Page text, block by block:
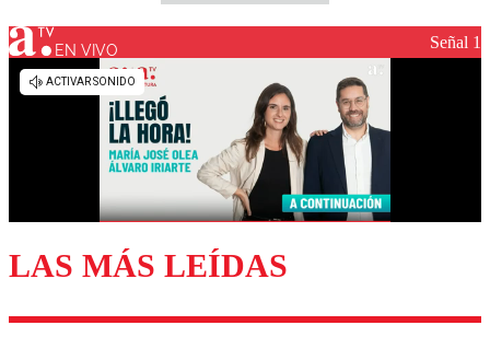
EN VIVO Señal 1
LAS MÁS LEÍDAS